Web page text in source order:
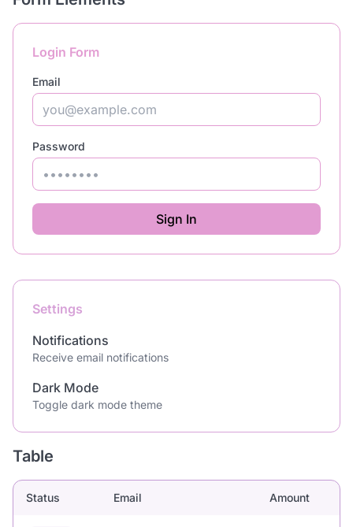
Login Form
Email
Password
Sign In
Settings
Notifications
Receive email notifications
Dark Mode
Toggle dark mode theme
Table
Status Email Amount